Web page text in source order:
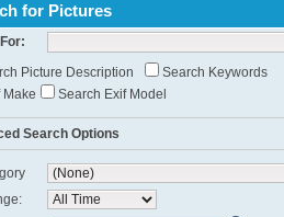
for Pictures
Picture Description
Search Keywords
Make
Search Exif Model
Search Options